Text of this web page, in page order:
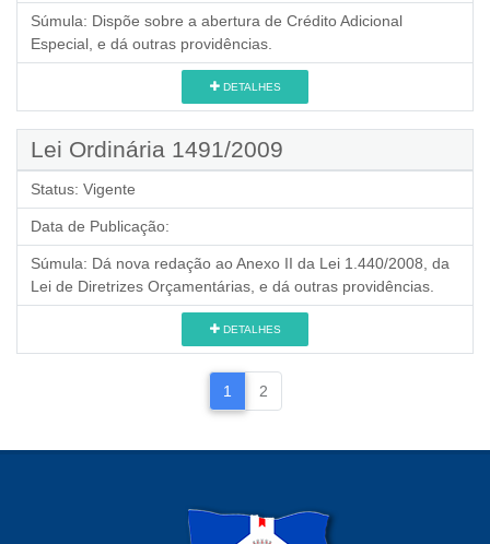
Súmula: Dispõe sobre a abertura de Crédito Adicional
Especial, e dá outras providências.
DETALHES
Lei Ordinária 1491/2009
Status: Vigente
Data de Publicação:
Súmula: Dá nova redação ao Anexo II da Lei 1.440/2008, da
Lei de Diretrizes Orçamentárias, e dá outras providências.
DETALHES
1 2